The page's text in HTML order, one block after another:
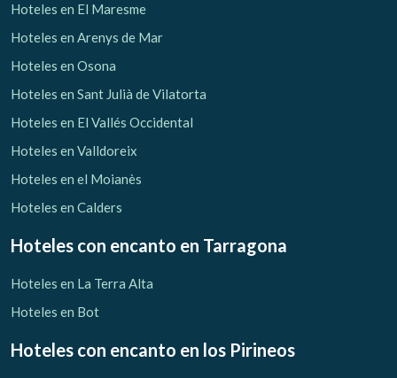
Hoteles en El Maresme
Hoteles en Arenys de Mar
Hoteles en Osona
Hoteles en Sant Julià de Vilatorta
Hoteles en El Vallés Occidental
Hoteles en Valldoreix
Hoteles en el Moianès
Hoteles en Calders
Hoteles con encanto en Tarragona
Hoteles en La Terra Alta
Hoteles en Bot
Hoteles con encanto en los Pirineos